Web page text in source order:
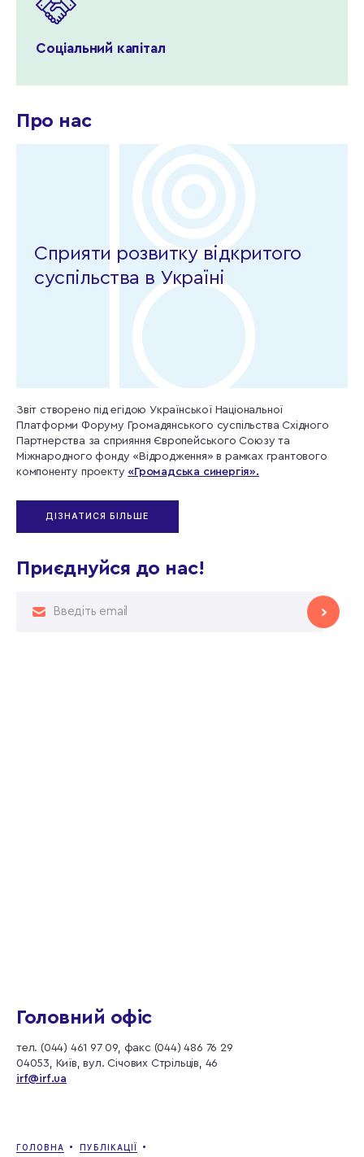
Соціальний капітал
Про нас
Сприяти розвитку відкритого
суспільства в Україні
Звіт створено під егідою Української Національної
Платформи Форуму Громадянського суспільства Східного
Партнерства за сприяння Європейського Союзу та
Міжнародного фонду «Відродження» в рамках грантового
компоненту проекту «Громадська синергія».
ДІЗНАТИСЯ БІЛЬШЕ
Приєднуйся до нас!
Головний офіс
тел. (044) 461 97 09, факс (044) 486 76 29
04053, Київ, вул. Січових Стрільців, 46
irf@irf.ua
ГОЛОВНА ПУБЛІКАЦІЇ